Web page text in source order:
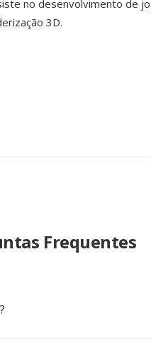
no desenvolvimento de
3D.
Frequentes